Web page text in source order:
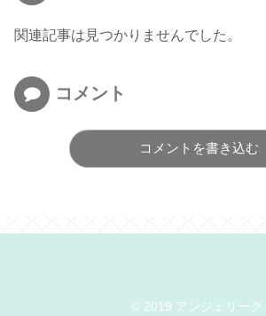
関連記事は見つかりませんでした。
コメント
コメントを書き込む
© 2019 アンジェリーク.